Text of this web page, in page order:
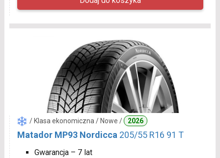
/ Klasa ekonomiczna / Nowe / 2026
Matador MP93 Nordicca 205/55 R16 91 T
Gwarancja – 7 lat